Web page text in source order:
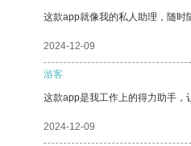
这款app就像我的私人助理，随时
2024-12-09
游客
这款app是我工作上的得力助手，
2024-12-09